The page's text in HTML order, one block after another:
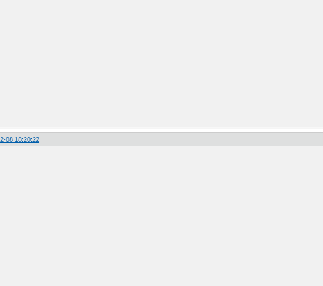
08 18:20:22